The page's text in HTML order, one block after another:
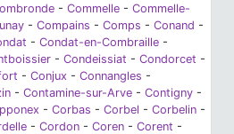
- Commelle - Commelle-
- Compains - Comps - Conand -
- Condat-en-Combraille -
- Condeissiat - Condorcet -
- Conjux - Connangles -
- Contamine-sur-Arve - Contigny -
- Corbas - Corbel - Corbelin -
- Cordon - Coren - Corent -